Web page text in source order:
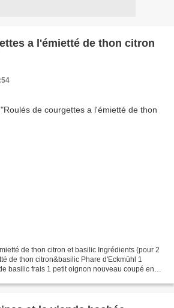
a l'émietté de thon citron
de thon citron et basilic Ingrédients (pour 2
de thon citron&basilic Phare d'Eckmühl 1
basilic frais 1 petit oignon nouveau coupé en